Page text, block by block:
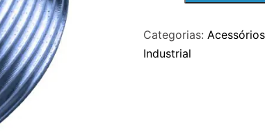
2
POL.
Categorias:
Industrial